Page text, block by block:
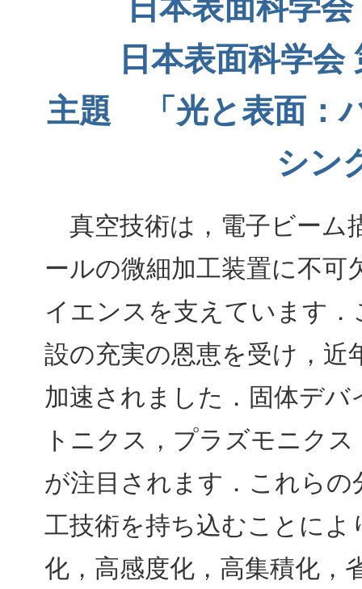
日本表面科学
日本表面科学
主題 「光と表面：
シン
真空技術は，電子ビーム
ールの微細加工装置に不
イエンスを支えています
設の充実の恩恵を受け，近
加速されました．固体デ
トニクス，プラズモニク
が注目されます．これら
工技術を持ち込むことに
化，高感度化，高集積化，